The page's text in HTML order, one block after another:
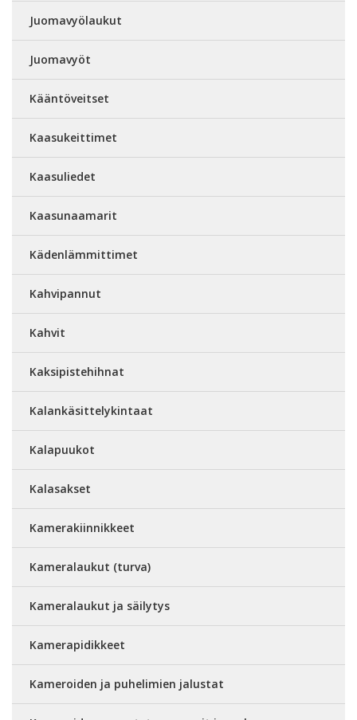
Juomavyölaukut
Juomavyöt
Kääntöveitset
Kaasukeittimet
Kaasuliedet
Kaasunaamarit
Kädenlämmittimet
Kahvipannut
Kahvit
Kaksipistehihnat
Kalankäsittelykintaat
Kalapuukot
Kalasakset
Kamerakiinnikkeet
Kameralaukut (turva)
Kameralaukut ja säilytys
Kamerapidikkeet
Kameroiden ja puhelimien jalustat